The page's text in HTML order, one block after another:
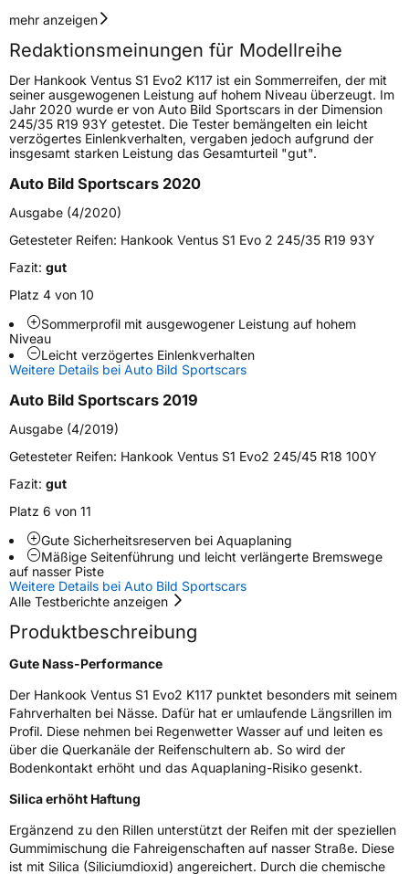
Geschwindigkeitsindex
Höchstgeschwindigkeit
270 km/h
Lastindex94
Höchstlast670 kg
Gewicht (in kg)11,184 kg
FahrzeugtypPKW
Verwendung
ModellnameVentus S1 Evo2 K117
Fahrzeugart
PKW & SUV
Weitere Eigenschaften
SchlauchtypTL
ZustandNeureifen
Empfohlen für Audi
EU Label
EffizienzC
Rollgeräusch (Klasse)
Rollgeräusch (dB)71
FahrzeugklasseC1
3PMSF / Schneeflockensymbol / Alpine-SymbolNein
EPREL ID499937
mehr anzeigen
Redaktionsmeinungen für Modellreihe
Der Hankook Ventus S1 Evo2 K117 ist ein Sommerreifen, der mit
seiner ausgewogenen Leistung auf hohem Niveau überzeugt. Im
Jahr 2020 wurde er von Auto Bild Sportscars in der Dimension
245/35 R19 93Y getestet. Die Tester bemängelten ein leicht
verzögertes Einlenkverhalten, vergaben jedoch aufgrund der
insgesamt starken Leistung das Gesamturteil "gut".
Auto Bild Sportscars 2020
Ausgabe (4/2020)
Getesteter Reifen: Hankook Ventus S1 Evo 2 245/35 R19 93Y
Fazit: gut
Platz 4 von 10
Sommerprofil mit ausgewogener Leistung auf hohem
Niveau
Leicht verzögertes Einlenkverhalten
Weitere Details bei Auto Bild Sportscars
Auto Bild Sportscars 2019
Ausgabe (4/2019)
Getesteter Reifen: Hankook Ventus S1 Evo2 245/45 R18 100Y
Fazit: gut
Platz 6 von 11
Gute Sicherheitsreserven bei Aquaplaning
Mäßige Seitenführung und leicht verlängerte Bremswege
auf nasser Piste
Weitere Details bei Auto Bild Sportscars
Alle Testberichte anzeigen
Produktbeschreibung
Gute Nass-Performance
Der Hankook Ventus S1 Evo2 K117 punktet besonders mit seinem
Fahrverhalten bei Nässe. Dafür hat er umlaufende Längsrillen im
Profil. Diese nehmen bei Regenwetter Wasser auf und leiten es
über die Querkanäle der Reifenschultern ab. So wird der
Bodenkontakt erhöht und das Aquaplaning-Risiko gesenkt.
Silica erhöht Haftung
Ergänzend zu den Rillen unterstützt der Reifen mit der speziellen
Gummimischung die Fahreigenschaften auf nasser Straße. Diese
ist mit Silica (Siliciumdioxid) angereichert. Durch die chemische